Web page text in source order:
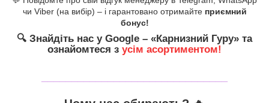
чи Viber (на вибір) – і гарантовано отримайте приємний
бонус!
🔍 Знайдіть нас у Google – «Карнизний Гуру» та
ознайомтеся з усім асортиментом!